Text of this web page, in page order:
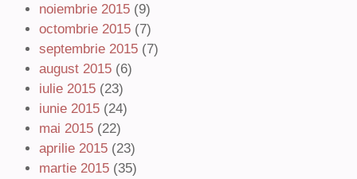
noiembrie 2015 (9)
octombrie 2015 (7)
septembrie 2015 (7)
august 2015 (6)
iulie 2015 (23)
iunie 2015 (24)
mai 2015 (22)
aprilie 2015 (23)
martie 2015 (35)